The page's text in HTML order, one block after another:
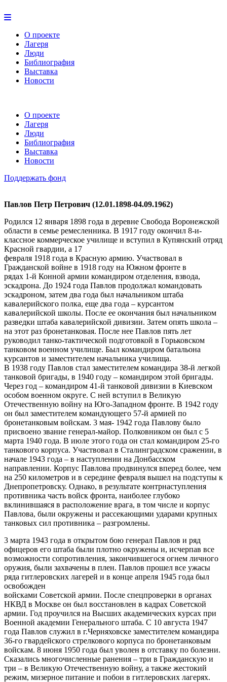
О проекте
Лагеря
Люди
Библиография
Выставка
Новости
О проекте
Лагеря
Люди
Библиография
Выставка
Новости
Поддержать фонд
Павлов Петр Петрович (12.01.1898-04.09.1962)
Родился 12 января 1898 года в деревне Свобода Воронежской
области в семье ремесленника. В 1917 году окончил 8-и-
классное коммерческое училище и вступил в Купянский отряд
Красной гвардии, а 17
февраля 1918 года в Красную армию. Участвовал в
Гражданской войне в 1918 году на Южном фронте в
рядах 1-й Конной армии командиром отделения, взвода,
эскадрона. До 1924 года Павлов продолжал командовать
эскадроном, затем два года был начальником штаба
кавалерийского полка, еще два года – курсантом
кавалерийской школы. После ее окончания был начальником
разведки штаба кавалерийской дивизии. Затем опять школа –
на этот раз бронетанковая. После нее Павлов пять лет
руководил танко-тактической подготовкой в Горьковском
танковом военном училище. Был командиром батальона
курсантов и заместителем начальника училища.
В 1938 году Павлов стал заместителем командира 38-й легкой
танковой бригады, в 1940 году – командиром этой бригады.
Через год – командиром 41-й танковой дивизии в Киевском
особом военном округе. С ней вступил в Великую
Отечественную войну на Юго-Западном фронте. В 1942 году
он был заместителем командующего 57-й армией по
бронетанковым войскам. 3 мая- 1942 года Павлову было
присвоено звание генерал-майор. Полковником он был с 5
марта 1940 года. В июле этого года он стал командиром 25-го
танкового корпуса. Участвовал в Сталинградском сражении, в
начале 1943 года – в наступлении на Донбасском
направлении. Корпус Павлова продвинулся вперед более, чем
на 250 километров и в середине февраля вышел на подступы к
Днепропетровску. Однако, в результате контрнаступления
противника часть войск фронта, наиболее глубоко
вклинившаяся в расположение врага, в том числе и корпус
Павлова, были окружены и рассекающими ударами крупных
танковых сил противника – разгромлены.
3 марта 1943 года в открытом бою генерал Павлов и ряд
офицеров его штаба были плотно окружены и, исчерпав все
возможности сопротивления, закончившегося огнем личного
оружия, были захвачены в плен. Павлов прошел все ужасы
ряда гитлеровских лагерей и в конце апреля 1945 года был
освобожден
войсками Советской армии. После спецпроверки в органах
НКВД в Москве он был восстановлен в кадрах Советской
армии. Год проучился на Высших академических курсах при
Военной академии Генерального штаба. С 10 августа 1947
года Павлов служил в г.Черняховске заместителем командира
36-го гвардейского стрелкового корпуса по бронетанковым
войскам. 8 июня 1950 года был уволен в отставку по болезни.
Сказались многочисленные ранения – три в Гражданскую и
три – в Великую Отечественную войну, а также жестокий
режим, мизерное питание и побои в гитлеровских лагерях.